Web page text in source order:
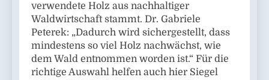
verwendete Holz aus nachhaltiger
Waldwirtschaft stammt. Dr. Gabriele
Peterek: „Dadurch wird sichergestellt, dass
mindestens so viel Holz nachwächst, wie
dem Wald entnommen worden ist.“ Für die
richtige Auswahl helfen auch hier Siegel